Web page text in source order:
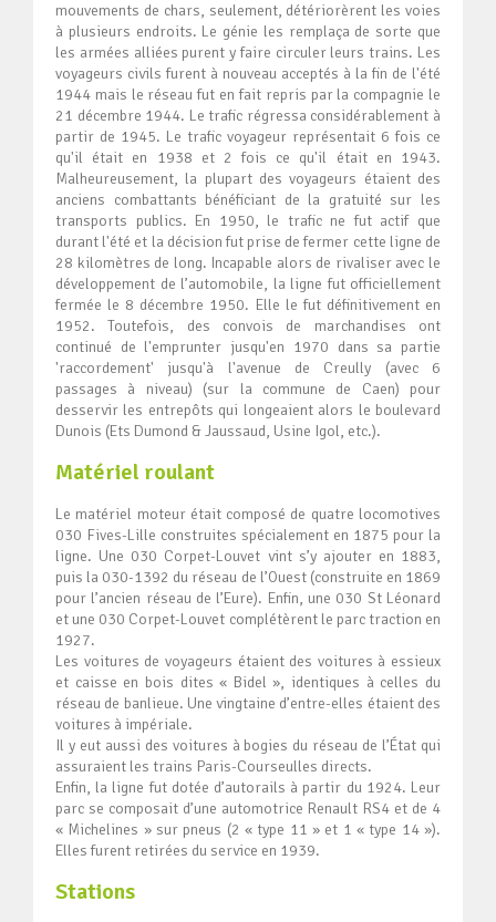
mouvements de chars, seulement, détériorèrent les voies
à plusieurs endroits. Le génie les remplaça de sorte que
les armées alliées purent y faire circuler leurs trains. Les
voyageurs civils furent à nouveau acceptés à la fin de l'été
1944 mais le réseau fut en fait repris par la compagnie le
21 décembre 1944. Le trafic régressa considérablement à
partir de 1945. Le trafic voyageur représentait 6 fois ce
qu'il était en 1938 et 2 fois ce qu'il était en 1943.
Malheureusement, la plupart des voyageurs étaient des
anciens combattants bénéficiant de la gratuité sur les
transports publics. En 1950, le trafic ne fut actif que
durant l'été et la décision fut prise de fermer cette ligne de
28 kilomètres de long. Incapable alors de rivaliser avec le
développement de l’automobile, la ligne fut officiellement
fermée le 8 décembre 1950. Elle le fut définitivement en
1952. Toutefois, des convois de marchandises ont
continué de l'emprunter jusqu'en 1970 dans sa partie
'raccordement' jusqu'à l'avenue de Creully (avec 6
passages à niveau) (sur la commune de Caen) pour
desservir les entrepôts qui longeaient alors le boulevard
Dunois (Ets Dumond & Jaussaud, Usine Igol, etc.).
Matériel roulant
Le matériel moteur était composé de quatre locomotives
030 Fives-Lille construites spécialement en 1875 pour la
ligne. Une 030 Corpet-Louvet vint s’y ajouter en 1883,
puis la 030-1392 du réseau de l’Ouest (construite en 1869
pour l’ancien réseau de l’Eure). Enfin, une 030 St Léonard
et une 030 Corpet-Louvet complétèrent le parc traction en
1927.
Les voitures de voyageurs étaient des voitures à essieux
et caisse en bois dites « Bidel », identiques à celles du
réseau de banlieue. Une vingtaine d’entre-elles étaient des
voitures à impériale.
Il y eut aussi des voitures à bogies du réseau de l’État qui
assuraient les trains Paris-Courseulles directs.
Enfin, la ligne fut dotée d’autorails à partir du 1924. Leur
parc se composait d’une automotrice Renault RS4 et de 4
« Michelines » sur pneus (2 « type 11 » et 1 « type 14 »).
Elles furent retirées du service en 1939.
Stations